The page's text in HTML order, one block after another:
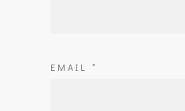
EMAIL *